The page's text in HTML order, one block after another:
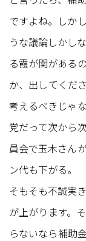
ですよね。しか
うな議論しかし
る霞が関がある
か、出してくだ
考えるべきじゃ
党だって次から
員会で玉木さん
ン代も下がる。
そもそも不誠実
が上がります。
らないなら補助